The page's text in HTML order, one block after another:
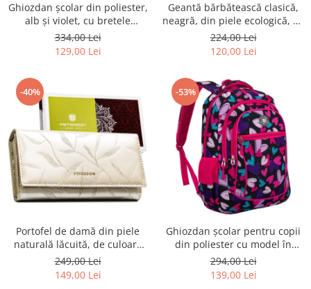
Ghiozdan școlar din poliester,
alb și violet, cu bretele
reglabile - Peterson PTR-PTN
8603-1303 PURPLE
334,00 Lei
129,00 Lei
Geantă bărbătească clasică,
neagră, din piele ecologică, cu
fermoar - Rovicky PTR-R-SDR-
01-1631 BLACK
224,00 Lei
120,00 Lei
-40%
Portofel de damă din piele
naturală lăcuită, de culoare
bej, cu închidere cu capsă -
Peterson
249,00 Lei
149,00 Lei
-53%
Ghiozdan școlar pentru copii
din poliester cu model în
formă de inimă - Peterson
PTR-PTN BIEDRONKA G54
294,00 Lei
139,00 Lei